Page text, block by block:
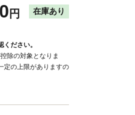
円 在庫あり
ください。
除の対象となりま
定の上限がありますの